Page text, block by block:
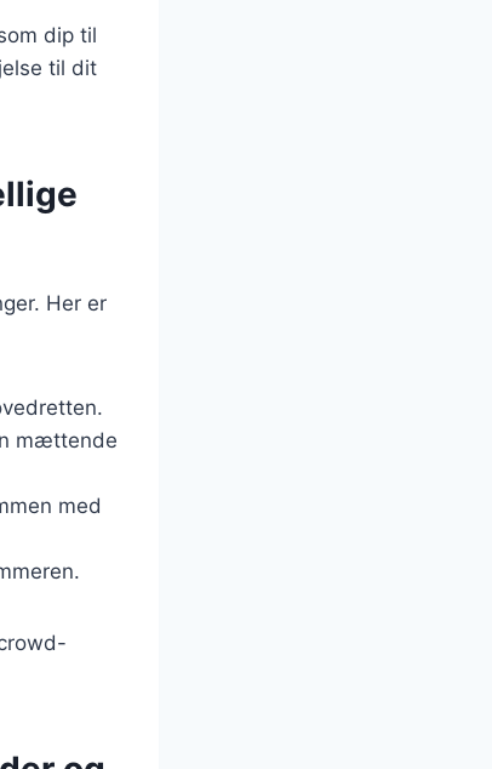
dip til
til dit
Her er
mættende
med